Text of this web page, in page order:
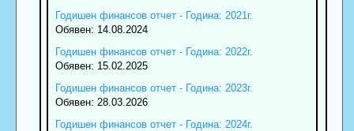
Годишен финансов отчет - Година: 2021г.
Обявен: 14.08.2024
Годишен финансов отчет - Година: 2022г.
Обявен: 15.02.2025
Годишен финансов отчет - Година: 2023г.
Обявен: 28.03.2026
Годишен финансов отчет - Година: 2024г.